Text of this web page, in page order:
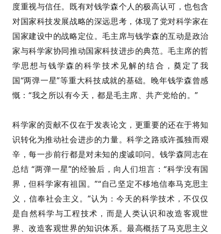
度重视与信任。既有对钱学森个人的极高认可，也包含
对国家科技发展战略的深远思考，体现了党对科学家在
国家建设中的战略定位。毛主席与钱学森的互动是政治
家与科学家协同推动国家科技进步的典范。毛主席的哲
学思想与钱学森的科学技术见解的结合，奠定了我
国“两弹一星”等重大科技成就的基础。晚年钱学森曾感
慨：“我之所以有今天，都是毛主席、共产党给的。”
科学家的贡献不仅在于发表论文，更重要的还在于将知
识转化为推动社会进步的力量。科学之路或许孤独而艰
辛，每一步前行都是对未知的虔诚叩问。钱学森同志在
总结 “两弹一星”的经验后，向人们坦言：“科学没有国
界，但科学家有祖国。”“自己坚定不移地信奉马克思主
义，信奉社会主义。”认为：今天的科学技术，不仅仅
是自然科学与工程技术，而是人类认识和改造客观世
界、改造客观世界的知识体系。最高概括了马克思主义